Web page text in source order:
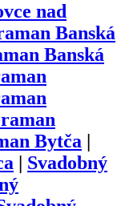
nad
Banská
Banská
Bytča
Svadobný